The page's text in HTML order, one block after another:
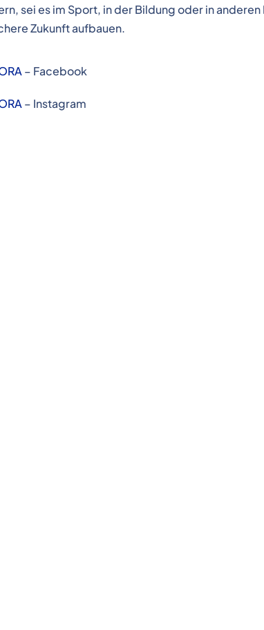
sei es im Sport, in der Bildung oder in
Zukunft aufbauen.
– Facebook
– Instagram